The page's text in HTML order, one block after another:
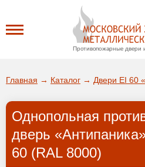
Противопожарные двери
ДА!
ВЫБРАТЬ
О заводе
Доставка
Главная → Каталог → Двери EI 60
Однопольная
дверь
60 (RAL 8000)